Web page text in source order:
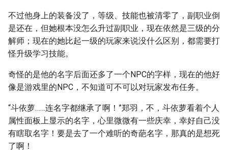
不过他身上的装备没了，等级、技能也被清零了，副职业倒
是还在，但她根本没怎么升过副职业，现在依然是三级的分
解师；现在的她比起一级的玩家来说没什么区别，都需要打
怪升级学习技能。
奇怪的是他的名字后面还多了一个NPC的字样，现在的他好
像是游戏里的NPC，不知道可不可以对玩家发布任务。
“斗依萝……连名字都继承了啊！”郑羽，不，斗依萝看着个人
属性面板上显示的名字，心里微微有一些庆幸，幸好自己没
有瞎取名字！要是去了一个难听的奇葩名字，那真的是想死
了啊！